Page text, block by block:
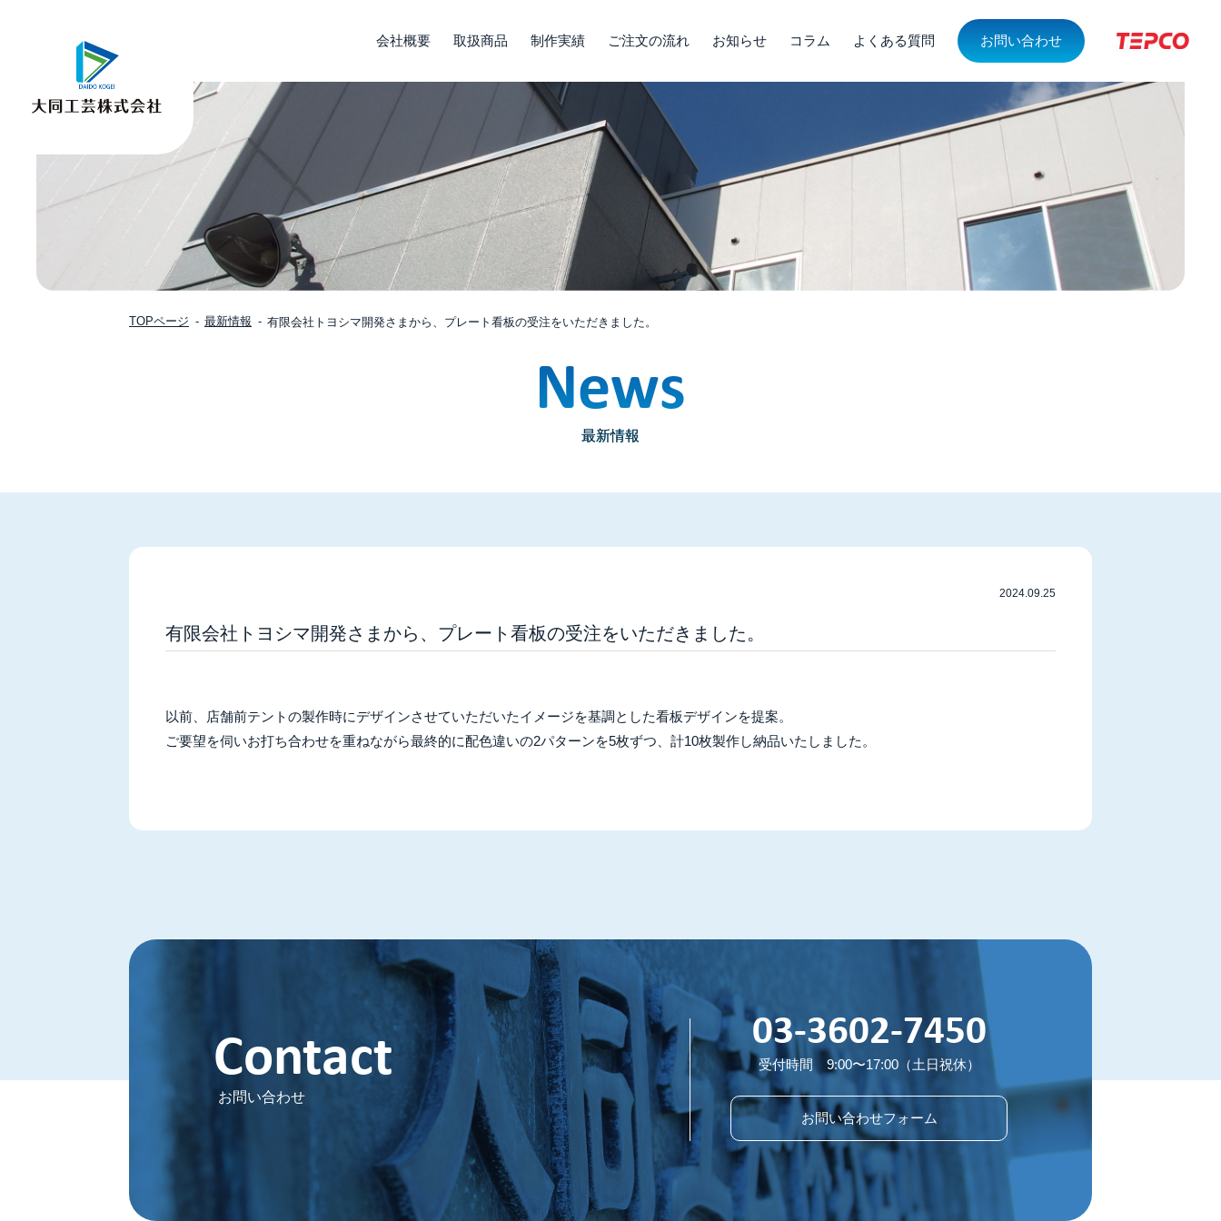
会社概要 取扱商品 制作実績 ご注文の流れ お知らせ コラム よくある質問 お問い合わせ
TOPページ 最新情報 有限会社トヨシマ開発さまから、プレート看板の受注をいただきました。
News
最新情報
2024.09.25
有限会社トヨシマ開発さまから、プレート看板の受注をいただきました。
以前、店舗前テントの製作時にデザインさせていただいたイメージを基調とした看板デザインを提案。
ご要望を伺いお打ち合わせを重ねながら最終的に配色違いの2パターンを5枚ずつ、計10枚製作し納品いたしました。
Contact
お問い合わせ
03-3602-7450
受付時間 9:00〜17:00（土日祝休）
お問い合わせフォーム